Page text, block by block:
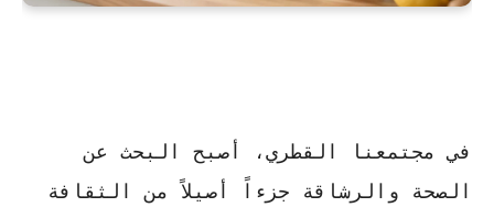
في مجتمعنا القطري، أصبح البحث عن
الصحة والرشاقة جزءاً أصيلاً من الثقافة